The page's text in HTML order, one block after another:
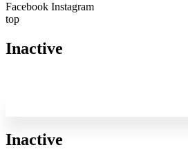
Facebook Instagram
top
Inactive
Inactive